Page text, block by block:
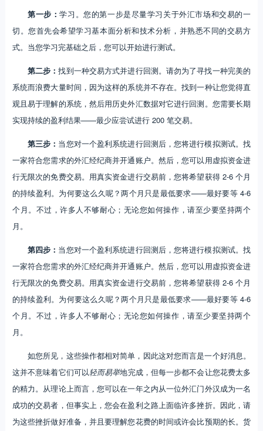
第一步：学习。您的第一步是尽量学习关于外汇市场和交易的一
切。您首先会希望学习基本面分析和技术分析，并熟悉不同的交易方
式。当您学习完基础之后，您可以开始进行测试。
第二步：找到一种交易方式并进行回测。请勿为了寻找一种完美的
系统而浪费大量时间，因为这样的系统并不存在。找到一种让您觉得直
观且易于理解的系统，然后用历史外汇数据对它进行回测。您需要长期
实现持续的盈利结果——最少应尝试进行 200 笔交易。
第三步： 当您对一个盈利系统进行回测后，您将进行模拟测试。找
一家符合您需求的外汇经纪商并开通账户。然后，您可以用虚拟资金进
行无限次的免费交易。用真实资金进行交易前，您将希望获得 2-6 个月
的持续盈利。为何要这么久呢？两个月只是最低要求——最好要等 4-6
个月。不过，许多人不够耐心；无论您如何操作，请至少要坚持两个
月。
第四步： 当您对一个盈利系统进行回测后，您将进行模拟测试。找
一家符合您需求的外汇经纪商并开通账户。然后，您可以用虚拟资金进
行无限次的免费交易。用真实资金进行交易前，您将希望获得 2-6 个月
的持续盈利。为何要这么久呢？两个月只是最低要求——最好要等 4-6
个月。不过，许多人不够耐心；无论您如何操作，请至少要坚持两个
月。
如您所见，这些操作都相对简单，因此这对您而言是一个好消息。
这并不意味着它们可以轻而易举地完成，但每一步都不会让您花费太多
的精力。从理论上而言，您可以在一年之内从一位外汇门外汉成为一名
成功的交易者，但事实上，您会在盈利之路上面临许多挫折。因此，请
为这些挫折做好准备，并且要理解您花费的时间或许会比预期的长。货